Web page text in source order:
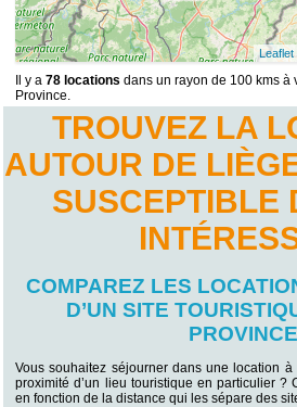
Leaflet
Il y a78 locations dans un rayon de 100 kms à
Province.
TROUVEZ LA
AUTOUR DE
SUSCEPTIBLE
COMPAREZ LES
D’UN SITE
PROVINCE
Vous souhaitez séjourner dans une location
proximité d’un lieu touristique en particulier ?
en fonction de la distance qui les sépare des